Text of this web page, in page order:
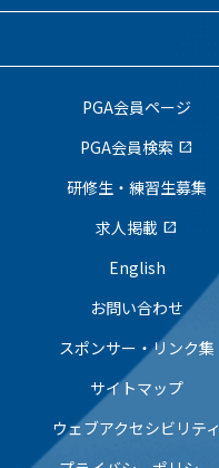
PGA会員ページ
PGA会員検索 open_in_new
研修生・練習生募集
求人掲載 open_in_new
English
お問い合わせ
スポンサー・リンク集
サイトマップ
ウェブアクセシビリティ